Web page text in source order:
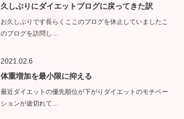
久しぶりにダイエットブログに戻ってきた訳
お久しぶりです長らくここのブログを休止していましたこ
のブログを訪問し…
2021.02.6
体重増加を最小限に抑える
最近ダイエットの優先順位が下がりダイエットのモチベー
ションが途切れて…